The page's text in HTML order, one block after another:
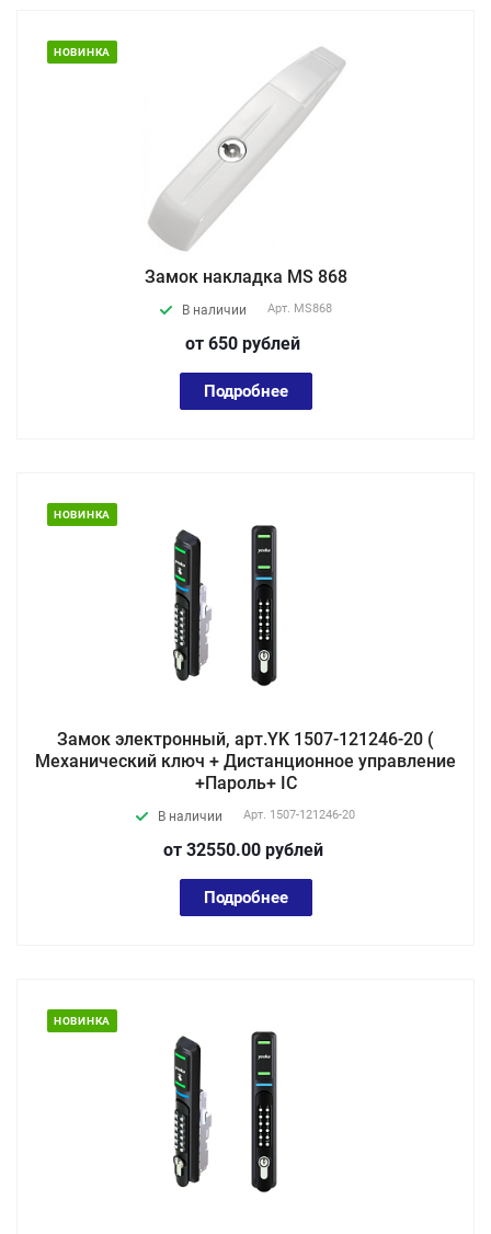
НОВИНКА
Замок накладка MS 868
В наличии Арт. MS868
от 650 рублей
Подробнее
НОВИНКА
Замок электронный, арт.YK 1507-121246-20 (
Механический ключ + Дистанционное управление
+Пароль+ IC
В наличии Арт. 1507-121246-20
от 32550.00 рублей
Подробнее
НОВИНКА